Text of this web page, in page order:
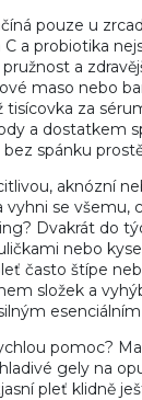
pouze u
a probiotika
a
maso nebo
za
a dostatkem
spánku
aknózní
vyhni se všemu,
Dvakrát do
nebo
často štípe
složek a
pomoc?
gely na
pleť klidně